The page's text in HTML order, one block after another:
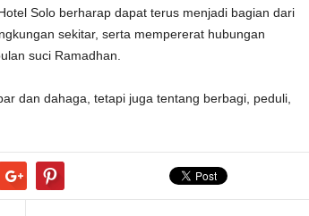
Solo berharap dapat terus menjadi bagian dari
sekitar, serta mempererat hubungan
suci Ramadhan.
dan dahaga, tetapi juga tentang berbagi, peduli,